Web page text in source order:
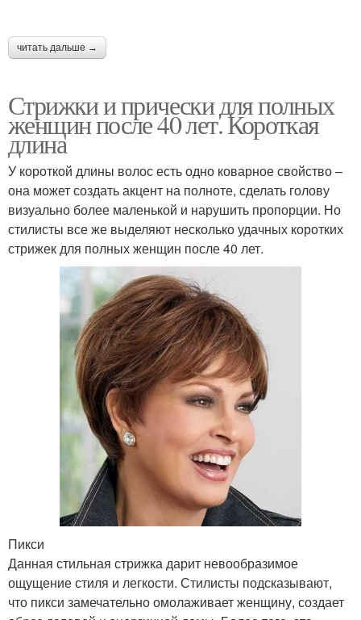
читать дальше →
Стрижки и прически для полных
женщин после 40 лет. Короткая
длина
У короткой длины волос есть одно коварное свойство –
она может создать акцент на полноте, сделать голову
визуально более маленькой и нарушить пропорции. Но
стилисты все же выделяют несколько удачных коротких
стрижек для полных женщин после 40 лет.
Пикси
Данная стильная стрижка дарит невообразимое
ощущение стиля и легкости. Стилисты подсказывают,
что пикси замечательно омолаживает женщину, создает